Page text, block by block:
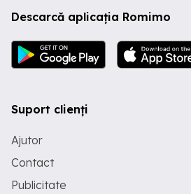
Descarcă aplicația Romimo
Suport clienți
Ajutor
Contact
Publicitate